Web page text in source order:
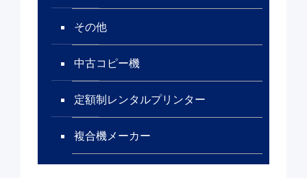
その他
中古コピー機
定額制レンタルプリンター
複合機メーカー